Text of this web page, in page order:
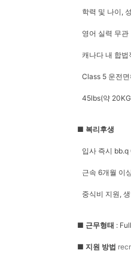
학력 및 나이,
영어 실력 무관
캐나다 내 합법
Class 5 운전
45lbs(약
■ 복리후생
입사 즉시
근속 6개월 이
중식비 지원,
■ 근무형태 :
■ 지원 방법